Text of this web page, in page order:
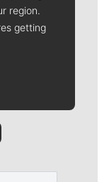
region.
getting
Curley